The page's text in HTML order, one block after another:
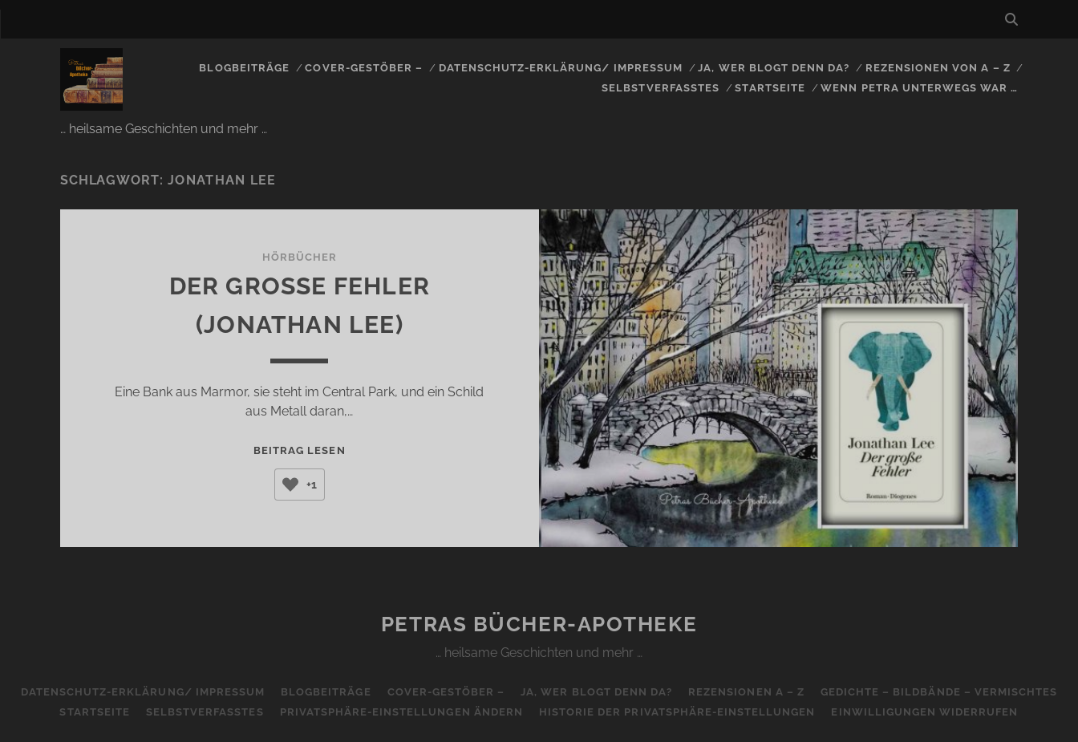
… heilsame Geschichten und mehr …
BLOGBEITRÄGE COVER-GESTÖBER – DATENSCHUTZ-ERKLÄRUNG/ IMPRESSUM JA, WER BLOGT DENN DA?
REZENSIONEN VON A – Z
SELBSTVERFASSTES
STARTSEITE WENN PETRA UNTERWEGS WAR …
SCHLAGWORT:JONATHAN LEE
HÖRBÜCHER
DER GROSSE FEHLER (
JONATHAN LEE)
Eine Bank aus Marmor, sie steht im Central Park, und ein Schild
aus Metall daran,…
BEITRAG LESEN
+1
PETRAS BÜCHER-APOTHEKE
… heilsame Geschichten und mehr …
DATENSCHUTZ-ERKLÄRUNG/ IMPRESSUM BLOGBEITRÄGE COVER-GESTÖBER – JA, WER BLOGT DENN DA? REZENSIONEN A – Z
GEDICHTE – BILDBÄNDE – VERMISCHTES
STARTSEITE
SELBSTVERFASSTES PRIVATSPHÄRE-EINSTELLUNGEN ÄNDERN HISTORIE DER PRIVATSPHÄRE-EINSTELLUNGEN EINWILLIGUNGEN WIDERRUFEN